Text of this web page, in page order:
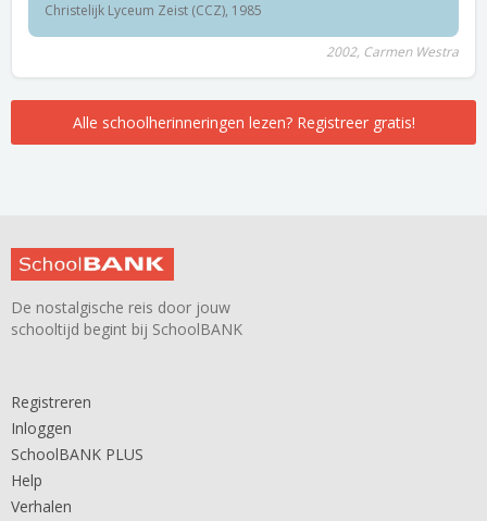
Christelijk Lyceum Zeist (CCZ), 1985
2002, Carmen Westra
Alle schoolherinneringen lezen? Registreer gratis!
De nostalgische reis door jouw
schooltijd begint bij SchoolBANK
Registreren
Inloggen
SchoolBANK PLUS
Help
Verhalen